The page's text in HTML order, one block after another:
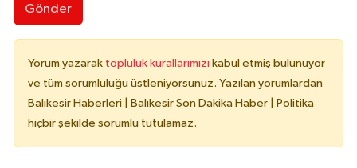
Gönder
Yorum yazarak topluluk kurallarımızı kabul etmiş bulunuyor
ve tüm sorumluluğu üstleniyorsunuz. Yazılan yorumlardan
Balıkesir Haberleri | Balıkesir Son Dakika Haber | Politika
hiçbir şekilde sorumlu tutulamaz.